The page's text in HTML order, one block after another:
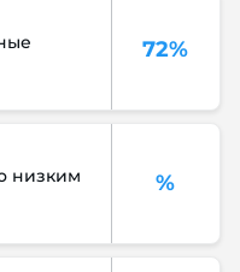
72%
%
низким